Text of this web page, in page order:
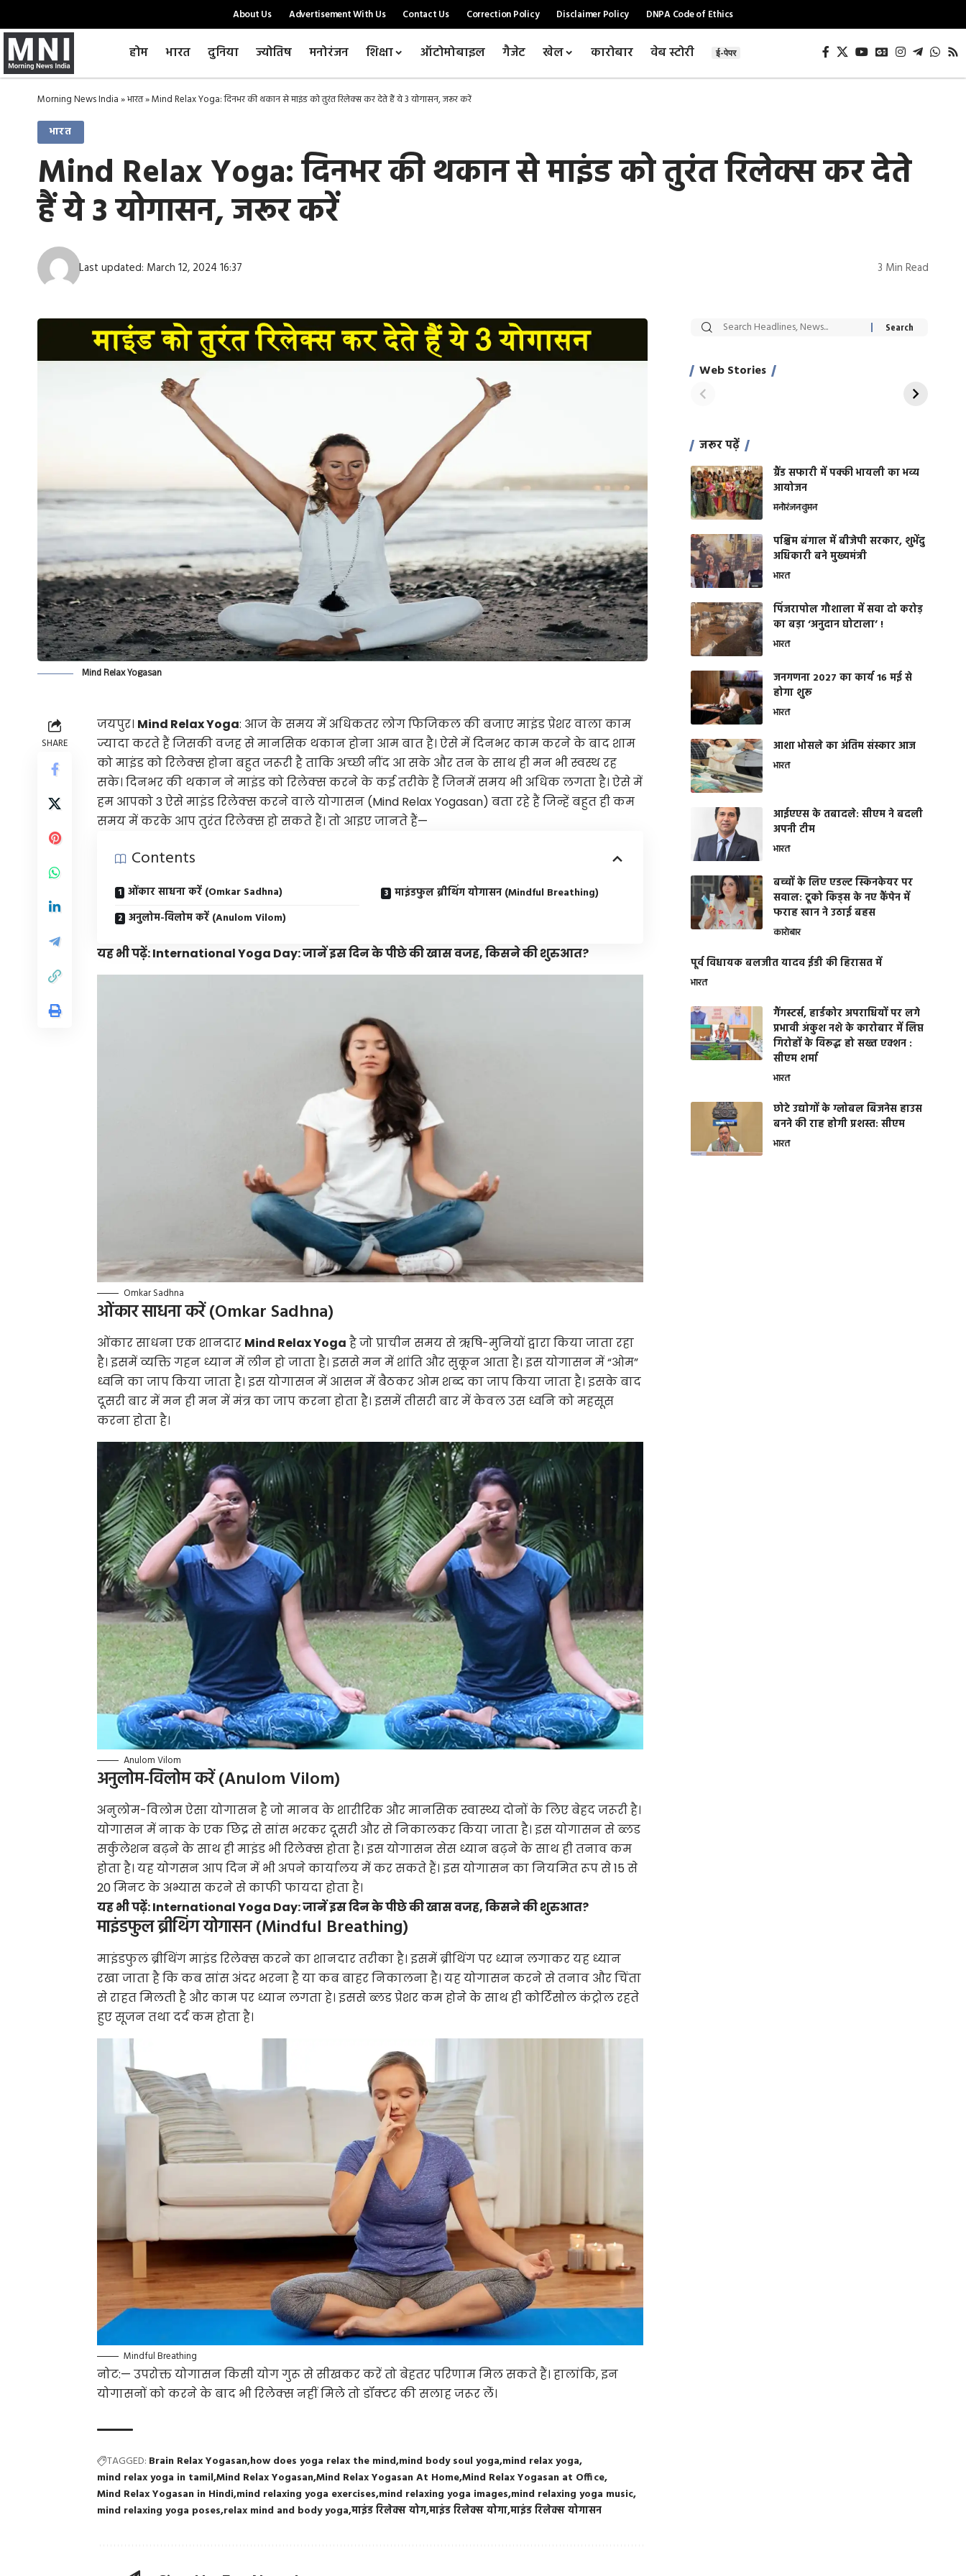
About Us Advertisement With Us Contact Us Correction Policy Disclaimer Policy DNPA Code of Ethics
होम भारत दुनिया ज्योतिष मनोरंजन शिक्षा ऑटोमोबाइल गैजेट खेल कारोबार वेब स्टोरी ई-पेपर
Morning News India»भारत»Mind Relax Yoga: दिनभर की थकान से माइंड को तुरंत रिलेक्स कर देते हैं ये 3 योगासन, जरूर करें
भारत
Mind Relax Yoga: दिनभर की थकान से माइंड को तुरंत रिलेक्स कर देते
हैं ये 3 योगासन, जरूर करें
Last updated: March 12, 2024 16:37 3 Min Read
Mind Relax Yogasan
SHARE
जयपुर। Mind Relax Yoga: आज के समय में अधिकतर लोग फिजिकल की बजाए माइंड प्रेशर वाला काम
ज्यादा करते हैं जिसकी वजह से मानसिक थकान होना आम बात है। ऐसे में दिनभर काम करने के बाद शाम
को माइंड को रिलेक्स होना बहुत जरूरी है ताकि अच्छी नींद आ सके और तन के साथ ही मन भी स्वस्थ रह
सके। दिनभर की थकान ने माइंड को रिलेक्स करने के कई तरीके हैं जिनमें समय भी अधिक लगता है। ऐसे में
हम आपको 3 ऐसे माइंड रिलेक्स करने वाले योगासन (Mind Relax Yogasan) बता रहे हैं जिन्हें बहुत ही कम
समय में करके आप तुरंत रिलेक्स हो सकते हैं। तो आइए जानते हैं—
Contents
ओंकार साधना करें (Omkar Sadhna)
अनुलोम-विलोम करें (Anulom Vilom)
माइंडफुल ब्रीथिंग योगासन (Mindful Breathing)
यह भी पढ़ें:International Yoga Day: जानें इस दिन के पीछे की खास वजह, किसने की शुरुआत?
Omkar Sadhna
ओंकार साधना करें (Omkar Sadhna)
ओंकार साधना एक शानदार Mind Relax Yoga है जो प्राचीन समय से ऋषि-मुनियों द्वारा किया जाता रहा
है। इसमें व्यक्ति गहन ध्यान में लीन हो जाता है। इससे मन में शांति और सुकून आता है। इस योगासन में “ओम”
ध्वनि का जाप किया जाता है। इस योगासन में आसन में बैठकर ओम शब्द का जाप किया जाता है। इसके बाद
दूसरी बार में मन ही मन में मंत्र का जाप करना होता है। इसमें तीसरी बार में केवल उस ध्वनि को महसूस
करना होता है।
Anulom Vilom
अनुलोम-विलोम करें (Anulom Vilom)
अनुलोम-विलोम ऐसा योगासन है जो मानव के शारीरिक और मानसिक स्वास्थ्य दोनों के लिए बेहद जरूरी है।
योगासन में नाक के एक छिद्र से सांस भरकर दूसरी और से निकालकर किया जाता है। इस योगासन से ब्लड
सर्कुलेशन बढ़ने के साथ ही माइंड भी रिलेक्स होता है। इस योगासन सेस ध्यान बढ़ने के साथ ही तनाव कम
होता है। यह योगसन आप दिन में भी अपने कार्यालय में कर सकते हैं। इस योगासन का नियमित रूप से 15 से
20 मिनट के अभ्यास करने से काफी फायदा होता है।
यह भी पढ़ें:International Yoga Day: जानें इस दिन के पीछे की खास वजह, किसने की शुरुआत?
माइंडफुल ब्रीथिंग योगासन (Mindful Breathing)
माइंडफुल ब्रीथिंग माइंड रिलेक्स करने का शानदार तरीका है। इसमें ब्रीथिंग पर ध्यान लगाकर यह ध्यान
रखा जाता है कि कब सांस अंदर भरना है या कब बाहर निकालना है। यह योगासन करने से तनाव और चिंता
से राहत मिलती है और काम पर ध्यान लगता हे। इससे ब्लड प्रेशर कम होने के साथ ही कोर्टिसोल कंट्रोल रहते
हुए सूजन तथा दर्द कम होता है।
Mindful Breathing
नोट:— उपरोक्त योगासन किसी योग गुरू से सीखकर करें तो बेहतर परिणाम मिल सकते हैं। हालांकि, इन
योगासनों को करने के बाद भी रिलेक्स नहीं मिले तो डॉक्टर की सलाह जरूर लेंं।
TAGGED: Brain Relax Yogasan how does yoga relax the mind mind body soul yoga mind relax yoga
mind relax yoga in tamilMind Relax YogasanMind Relax Yogasan At HomeMind Relax Yogasan at Office
Mind Relax Yogasan in Hindi mind relaxing yoga exercises mind relaxing yoga images mind relaxing yoga music
mind relaxing yoga poses relax mind and body yogaमाइंड रिलेक्स योगमाइंड रिलेक्स योगामाइं​ड रिलेक्स योगासन
Web Stories
सट्टेबाजी में अरेस्ट हुए
साहिल खान
रोज एक कच्चे लहसुन
जरूर पढ़ें
ग्रैंड सफारी में पक्की भायली का भव्य
आयोजन
मनोरंजनवुमन
पश्चिम बंगाल में बीजेपी सरकार, शुभेंदु
अधिकारी बने मुख्यमंत्री
भारत
​पिंजरापोल गौशाला में सवा दो करोड़
का बड़ा ‘अनुदान घोटाला’ !
भारत
जनगणना 2027 का कार्य 16 मई से
होगा शुरू
भारत
आशा भोसले का अंतिम संस्कार आज
भारत
आईएएस के तबादले: सीएम ने बदली
अपनी टीम
भारत
बच्चों के लिए एडल्ट स्किनकेयर पर
सवाल: टूको किड्स के नए कैंपेन में
फराह खान ने उठाई बहस
कारोबार
पूर्व विधायक बलजीत यादव ईडी की हिरासत में
भारत
गैंगस्टर्स, हार्डकोर अपराधियों पर लगे
प्रभावी अंकुश नशे के कारोबार में लिप्त
गिरोहों के विरूद्ध हो सख्त एक्शन :
सीएम शर्मा
भारत
छोटे उद्योगों के ग्लोबल बिजनेस हाउस
बनने की राह होगी प्रशस्त: सीएम
भारत